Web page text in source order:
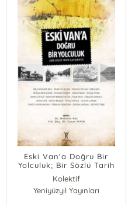
Eski Van'a Doğru Bir
Yolculuk; Bir Sözlü Tarih
Çalışması
Kolektif
Yeniyüzyıl Yayınları